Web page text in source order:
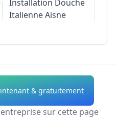
Installation Douche
ItalienneAisne
Installation Douche
Italienne Alpes-de-
Haute-Provence
& gratuitement
sur cette page